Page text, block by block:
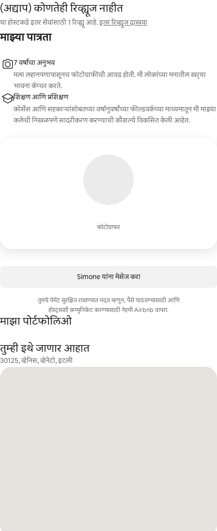
(अद्याप) कोणतेही रिव्ह्यूज नाहीत
या होस्टकडे इतर सेवांसाठी 1 रिव्ह्यू आहे.इतर रिव्ह्यूज दाखवा
माझ्या पात्रता
फोटोग्राफर
7 वर्षांचा अनुभव
मला लहानपणापासूनच फोटोग्राफीची आवड होती. मी लोकांच्या मनातील खर्‍या
भावना कॅप्चर करते.
शिक्षण आणि प्रशिक्षण
कोर्सेस आणि सहकाऱ्यांसोबतच्या वर्षानुवर्षांच्या फील्डवर्कच्या माध्यमातून मी माझ्या
कलेची निखळपणे सादरीकरण करण्याची कौशल्ये विकसित केली आहेत.
Simone यांना मेसेज करा
तुमचे पेमेंट सुरक्षित राखण्यात मदत म्हणून, पैसे पाठवण्यासाठी आणि
होस्ट्सशी कम्युनिकेट करण्यासाठी नेहमी Airbnb वापरा.
माझा पोर्टफोलिओ
तुम्ही इथे जाणार आहात
30125, व्हेनिस, व्हेनेटो, इटली